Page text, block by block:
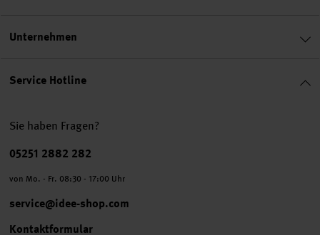
Service Hotline
Sie haben Fragen?
Telefonnummer
05251 2882 282
von Mo. - Fr. 08:30 - 17:00 Uhr
service@idee-shop.com
Kontaktformular
Unternehmen